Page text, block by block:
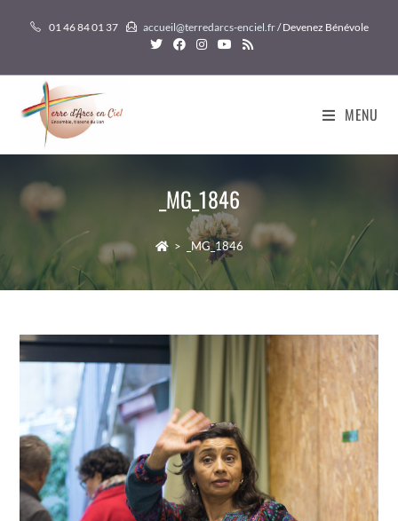
01 46 84 01 37 accueil@terredarcs-enciel.fr/ Devenez Bénévole
MENU
_MG_1846
> _MG_1846